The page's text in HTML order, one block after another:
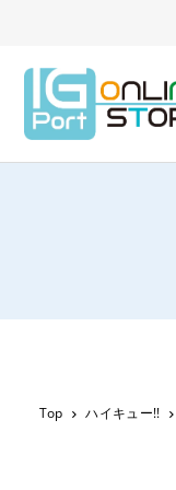
TRANSLATION
Top ハイキュー!!